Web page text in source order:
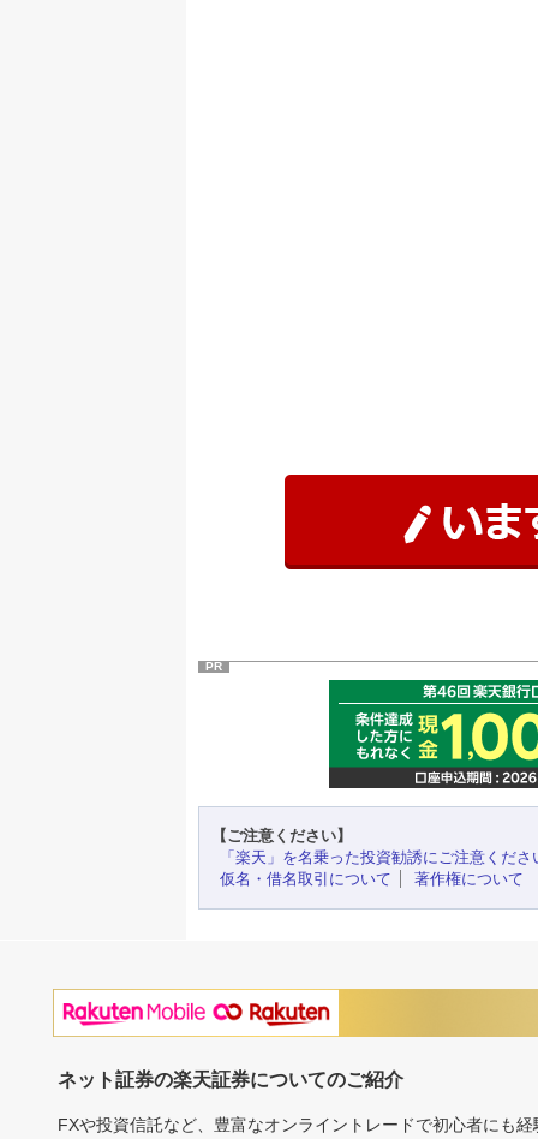
PR
【ご注意ください】
「楽天」を名乗った投資勧誘にご注意くださ
仮名・借名取引について
著作権について
ネット証券の楽天証券についてのご紹介
FXや投資信託など、豊富なオンライントレードで初心者にも